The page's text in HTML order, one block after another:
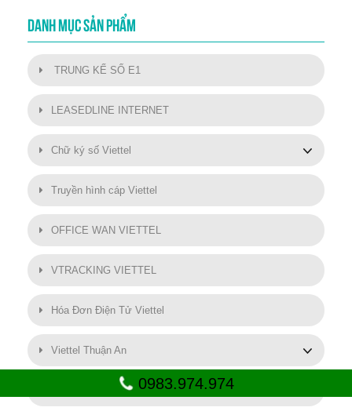
DANH MỤC SẢN PHẨM
TRUNG KẾ SỐ E1
LEASEDLINE INTERNET
Chữ ký số Viettel
Truyền hình cáp Viettel
OFFICE WAN VIETTEL
VTRACKING VIETTEL
Hóa Đơn Điện Tử Viettel
Viettel Thuận An
SMART MOTOR VIETTEL0983.974.974